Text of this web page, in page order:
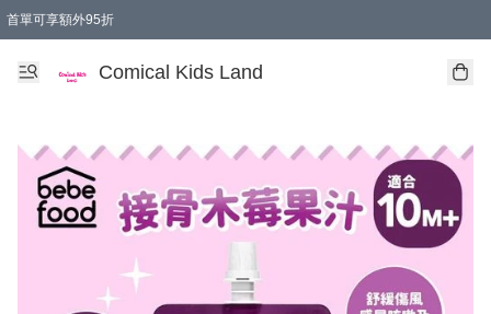
首單可享額外95折
Comical Kids Land